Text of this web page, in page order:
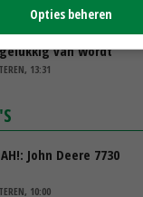
jezelf niet weg en
van wordt’
13:31
John Deere 7730
10:00
Opties beheren